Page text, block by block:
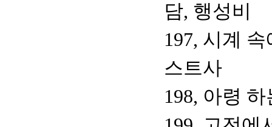
담, 행성비
197, 시계
스트사
198, 아령